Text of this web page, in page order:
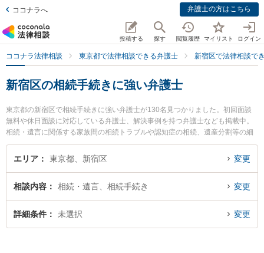
ココナラへ 弁護士の方はこちら
投稿する 探す 閲覧履歴 マイリスト ログイン
ココナラ法律相談 東京都で法律相談できる弁護士 新宿区で法律相談で
新宿区の相続手続きに強い弁護士
東京都の新宿区で相続手続きに強い弁護士が130名見つかりました。初回面談
無料や休日面談に対応している弁護士、解決事例を持つ弁護士なども掲載中。
相続・遺言に関係する家族間の相続トラブルや認知症の相続、遺産分割等の細
かな分野での絞り込み検索もでき便利です。特にAuthense法律事務所 新宿オフ
ィスの井手上 祐希弁護士や飯田橋法律事務所の中野 雅也弁護士、山田法律事務
護士に相談したい』『相続手続きのトラブル解決の実績豊富な近くの弁護士を
検索したい』『初回相談無料で相続手続きを法律相談できる新宿区内の弁護士
に相談予約したい』などでお困りの相談者さんにおすすめです。
エリア 東京都、新宿区 変更
相談内容 相続・遺言、相続手続き 変更
詳細条件 未選択 変更